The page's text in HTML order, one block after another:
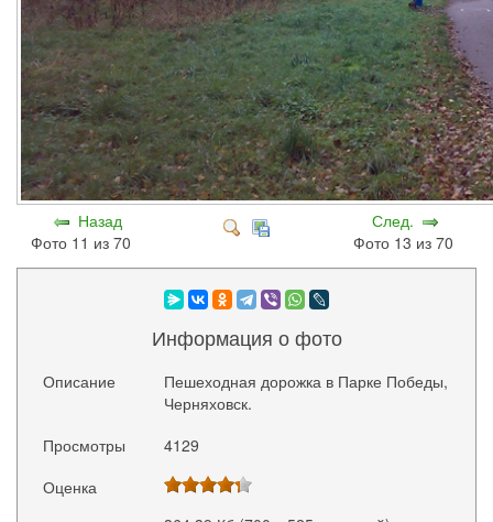
Назад
Фото 11 из 70
След.
Фото 13 из 70
Информация о фото
Описание
Пешеходная дорожка в Парке Победы,
Черняховск.
Просмотры
4129
Оценка